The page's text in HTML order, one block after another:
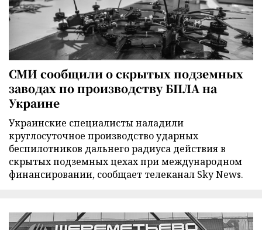
СМИ сообщили о скрытых подземных
заводах по производству БПЛА на
Украине
Украинские специалисты наладили
круглосуточное производство ударных
беспилотников дальнего радиуса действия в
скрытых подземных цехах при международном
финансировании, сообщает телеканал Sky News.